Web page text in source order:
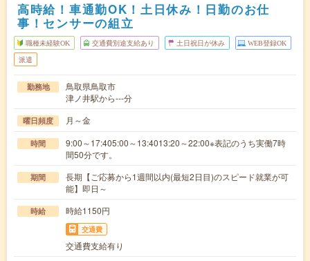
高時給！車通勤OK！土日休み！日勤のお仕
事！センサーの組立
職種未経験OK 交通費別途支給あり 土日祝日が休み WEB登録OK
派遣
勤務地
鳥取県鳥取市
津ノ井駅から---分
曜日頻度 月～金
時間
9:00～17:405:00～13:4013:20～22:00※表記のうち実働7時
間50分です。
期間
長期【ご応募から1週間以内(最短2日目)のスピード就業が可
能】即日～
時給 時給1150円
交通費
交通費支給有り